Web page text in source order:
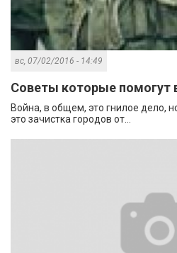
вс, 07/02/2016 - 14:49
Советы которые помогут
Война, в общем, это гнилое дело,
это зачистка городов от...